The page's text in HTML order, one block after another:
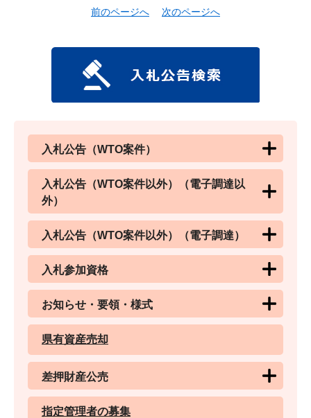
前のページへ 次のページへ
入札公告（WTO案件）
入札公告（WTO案件以外）（電子調達以
外）
入札公告（WTO案件以外）（電子調達）
入札参加資格
お知らせ・要領・様式
県有資産売却
差押財産公売
指定管理者の募集